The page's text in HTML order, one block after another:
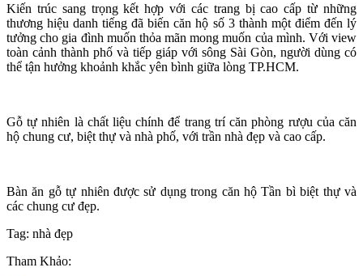
Kiến trúc sang trọng kết hợp với các trang bị cao cấp từ những
thương hiệu danh tiếng đã biến căn hộ số 3 thành một điểm đến lý
tưởng cho gia đình muốn thỏa mãn mong muốn của mình. Với view
toàn cảnh thành phố và tiếp giáp với sông Sài Gòn, người dùng có
thể tận hưởng khoảnh khắc yên bình giữa lòng TP.HCM.
Gỗ tự nhiên là chất liệu chính để trang trí căn phòng rượu của căn
hộ chung cư, biệt thự và nhà phố, với trần nhà đẹp và cao cấp.
Bàn ăn gỗ tự nhiên được sử dụng trong căn hộ Tần bì biệt thự và
các chung cư đẹp.
Tag: nhà đẹp
Tham Khảo: